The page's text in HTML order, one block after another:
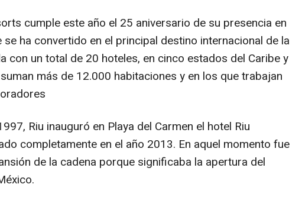
cumple este año el 25 aniversario de su presencia en
se ha convertido en el principal destino internacional de la
con un total de 20 hoteles, en cinco estados del Caribe y
más de 12.000 habitaciones y en los que trabajan
Riu inauguró en Playa del Carmen el hotel Riu
completamente en el año 2013. En aquel momento fue
de la cadena porque significaba la apertura del